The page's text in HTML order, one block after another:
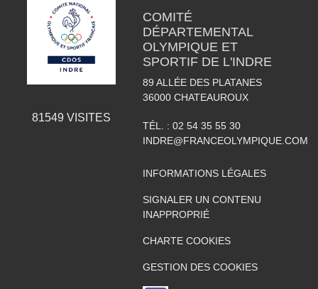
81549 VISITES
COMITÉ
DÉPARTEMENTAL
OLYMPIQUE ET
SPORTIF DE L'INDRE
89 ALLÉE DES PLATANES
36000 CHATEAUROUX
TÉL. : 02 54 35 55 30
INDRE@FRANCEOLYMPIQUE.COM
INFORMATIONS LÉGALES
SIGNALER UN CONTENU
INAPPROPRIÉ
CHARTE COOKIES
GESTION DES COOKIES